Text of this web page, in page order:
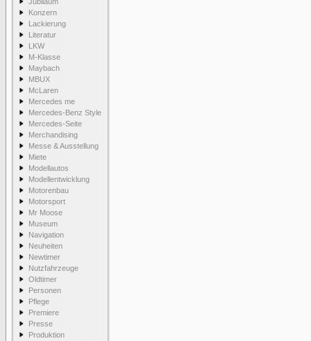
Konzern
Lackierung
Literatur
LKW
M-Klasse
Maybach
MBUX
McLaren
Mercedes me
Mercedes-Benz Style
Mercedes-Seite
Merchandising
Messe & Ausstellung
Miete
Modellautos
Modellentwicklung
Motorenbau
Motorsport
Mr Moose
Museum
Navigation
Neuheiten
Newtimer
Nutzfahrzeuge
Oldtimer
Personen
Pflege
Premiere
Presse
Produktion